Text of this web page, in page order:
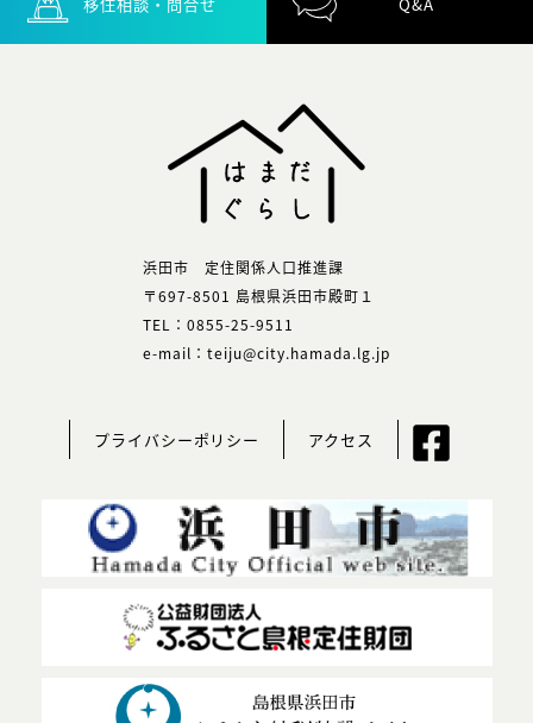
浜田市 定住関係人口推進課
〒697-8501 島根県浜田市殿町１
TEL：0855-25-9511
e-mail：teiju@city.hamada.lg.jp
プライバシーポリシー アクセス